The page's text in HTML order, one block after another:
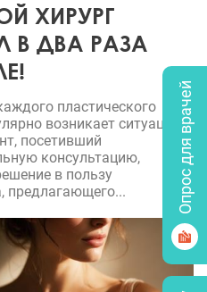
ХИРУРГ
В ДВА РАЗА
пластического
возникает ситуация,
посетивший
консультацию,
в пользу
предлагающего...
Опрос для врачей